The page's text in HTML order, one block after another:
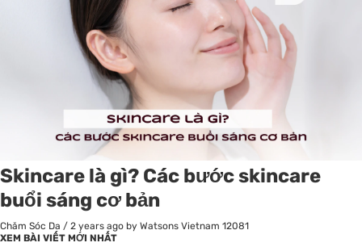
Skincare là gì? Các bước skincare
buổi sáng cơ bản
Chăm Sóc Da / 2 years ago by Watsons Vietnam 12081
XEM BÀI VIẾT MỚI NHẤT